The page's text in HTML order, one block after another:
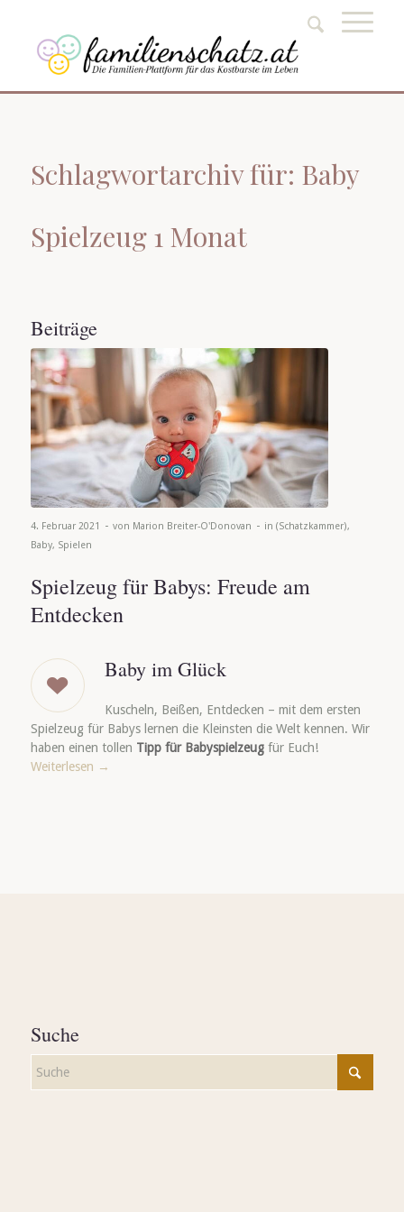
Schlagwortarchiv für: Baby
Spielzeug 1 Monat
Beiträge
4. Februar 2021 - von Marion Breiter-O'Donovan - in (Schatzkammer),
Baby, Spielen
Spielzeug für Babys: Freude am
Entdecken
Baby im Glück
Kuscheln, Beißen, Entdecken – mit dem ersten
Spielzeug für Babys lernen die Kleinsten die Welt kennen. Wir
haben einen tollen Tipp für Babyspielzeugfür Euch!
Weiterlesen →
Suche